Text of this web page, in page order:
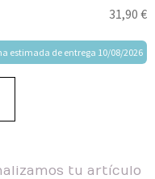
31,90 €
estimada de entrega 10/08/2026
tu artículo